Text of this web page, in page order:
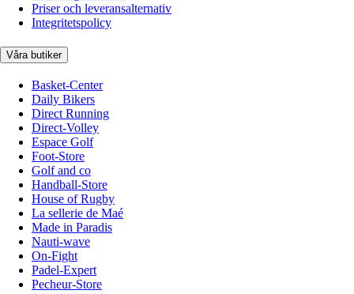
Priser och leveransalternativ
Integritetspolicy
Våra butiker
Basket-Center
Daily Bikers
Direct Running
Direct-Volley
Espace Golf
Foot-Store
Golf and co
Handball-Store
House of Rugby
La sellerie de Maé
Made in Paradis
Nauti-wave
On-Fight
Padel-Expert
Pecheur-Store